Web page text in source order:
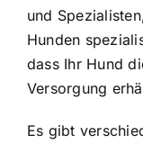
und
Hunden
dass Ihr Hund
Versorgung
Es gibt